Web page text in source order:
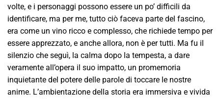
volte, e i personaggi possono essere un po’ difficili da
identificare, ma per me, tutto ciò faceva parte del fascino,
era come un vino ricco e complesso, che richiede tempo per
essere apprezzato, e anche allora, non è per tutti. Ma fu il
silenzio che seguì, la calma dopo la tempesta, a dare
veramente all’opera il suo impatto, un promemoria
inquietante del potere delle parole di toccare le nostre
anime. L’ambientazione della storia era immersiva e vivida